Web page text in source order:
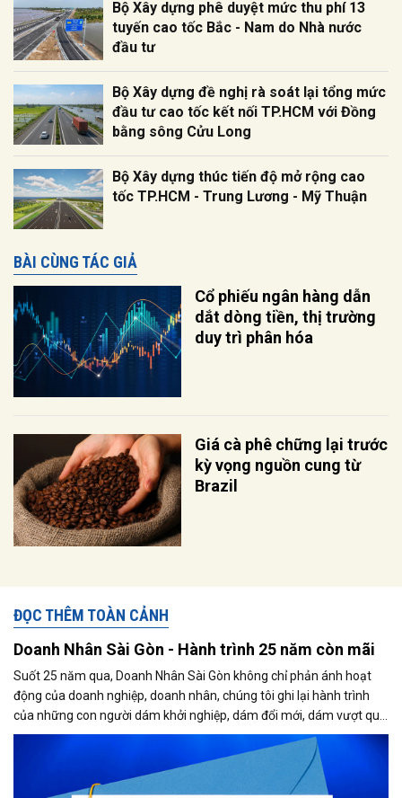
Bộ Xây dựng phê duyệt mức thu phí 13
tuyến cao tốc Bắc - Nam do Nhà nước
đầu tư
Bộ Xây dựng đề nghị rà soát lại tổng mức
đầu tư cao tốc kết nối TP.HCM với Đồng
bằng sông Cửu Long
Bộ Xây dựng thúc tiến độ mở rộng cao
tốc TP.HCM - Trung Lương - Mỹ Thuận
BÀI CÙNG TÁC GIẢ
Cổ phiếu ngân hàng dẫn
dắt dòng tiền, thị trường
duy trì phân hóa
Giá cà phê chững lại trước
kỳ vọng nguồn cung từ
Brazil
ĐỌC THÊM TOÀN CẢNH
Doanh Nhân Sài Gòn - Hành trình 25 năm còn mãi
Suốt 25 năm qua, Doanh Nhân Sài Gòn không chỉ phản ánh hoạt
động của doanh nghiệp, doanh nhân, chúng tôi ghi lại hành trình
của những con người dám khởi nghiệp, dám đổi mới, dám vượt qua
thất bại để tạo dựng giá trị cho xã hội...